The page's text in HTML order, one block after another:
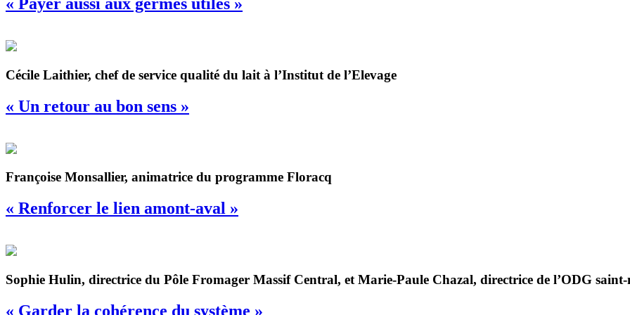
Cécile Laithier, chef de service qualité du lait à l’Institut de l’Elevage
« Un retour au bon sens »
Françoise Monsallier, animatrice du programme Floracq
« Renforcer le lien amont-aval »
Sophie Hulin, directrice du Pôle Fromager Massif Central, et Marie-Paule Chazal, directrice de l’ODG saint-
« Garder la cohérence du système »